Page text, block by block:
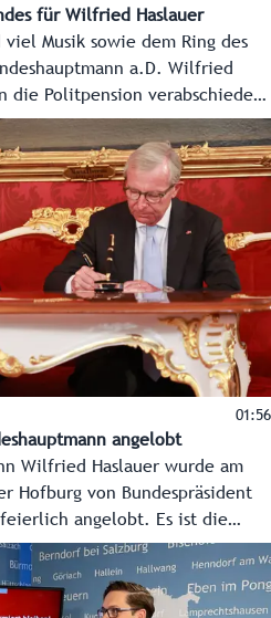
für Wilfried Haslauer
Musik sowie dem Ring des
a.D. Wilfried
die Politpension verabschiedet.
und die
Auszeichnung in ihrer
01:56
angelobt
Wilfried Haslauer wurde am
Hofburg von Bundespräsident
angelobt. Es ist die